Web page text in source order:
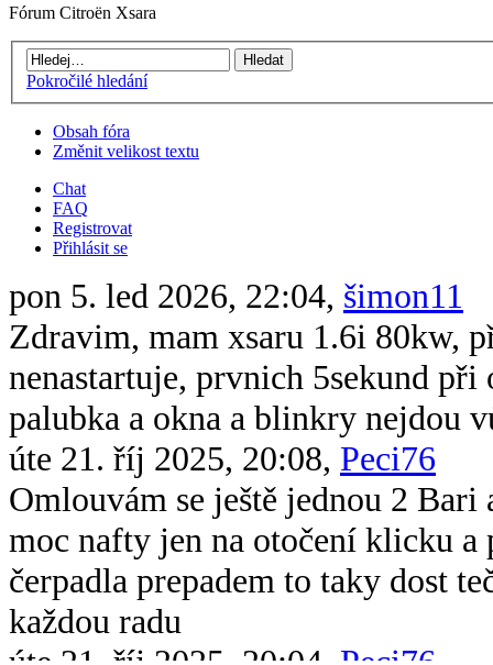
Fórum Citroën Xsara
Pokročilé hledání
Obsah fóra
Změnit velikost textu
Chat
FAQ
Registrovat
Přihlásit se
pon 5. led 2026, 22:04, šimon11
Zdravim, mam xsaru 1.6i 80kw,
nenastartuje, prvnich 5sekund
palubka a okna a blinkry nejdou
úte 21. říj 2025, 20:08, Peci76
Omlouvám se ještě jednou 2 Bari
moc nafty jen na otočení klicku a
čerpadla prepadem to taky dost
každou radu